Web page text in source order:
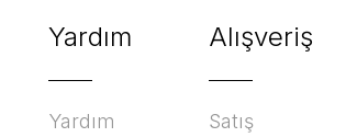
Yardım
Yardım
Alışveriş
Satış